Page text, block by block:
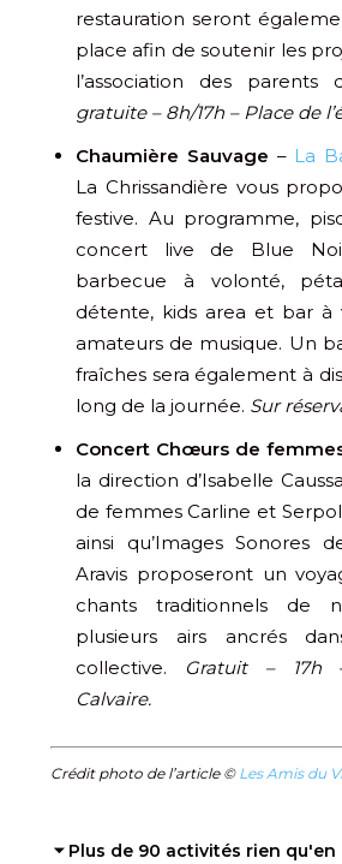
restauration seront
place afin de soutenir les
l’association des parents
gratuite – 8h/17h – Place de
Chaumière Sauvage – La
La Chrissandière vous
festive. Au programme,
concert live de Blue
barbecue à volonté,
détente, kids area et bar à
amateurs de musique. Un
fraîches sera également à
long de la journée. Sur
Concert Chœurs de
la direction d’Isabelle
de femmes Carline et
ainsi qu’Images Sonores
Aravis proposeront un
chants traditionnels de
plusieurs airs ancrés
collective.
Gratuit – 17h
Calvaire.
Crédit photo de l’article © Les Amis du
⏷ Plus de 90 activités rien qu'en